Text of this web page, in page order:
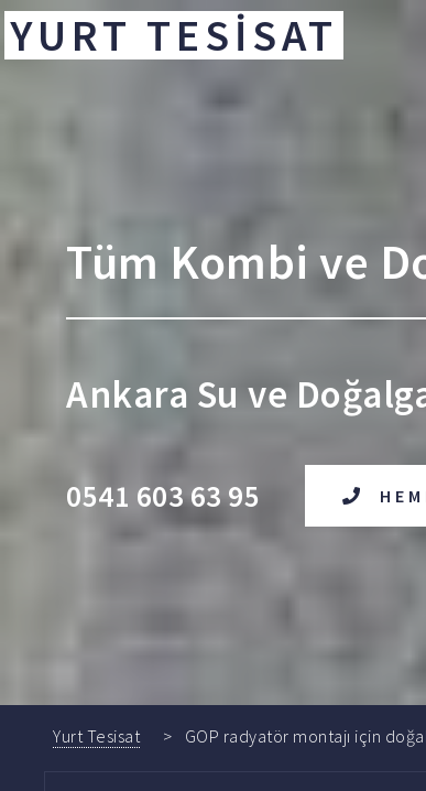
YURT TESİSAT
Tüm Kombi ve
Ankara Su ve
0541 603 63 95
Yurt Tesisat GOP radyatör montajı için